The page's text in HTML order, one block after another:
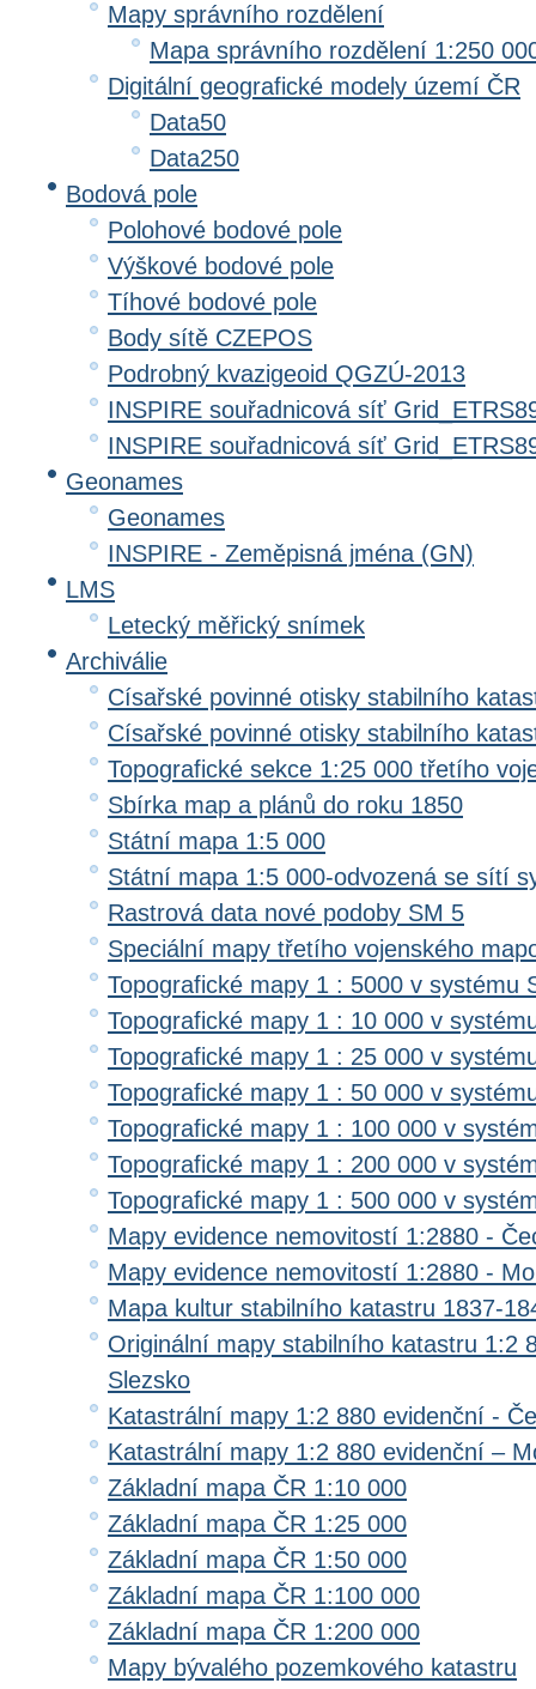
Mapy správního rozdělení
Mapa správního rozdělení 1:250
Digitální geografické modely území ČR
Data50
Data250
Bodová pole
Polohové bodové pole
Výškové bodové pole
Tíhové bodové pole
Body sítě CZEPOS
Podrobný kvazigeoid QGZÚ-2013
INSPIRE souřadnicová síť
INSPIRE souřadnicová síť
Geonames
Geonames
INSPIRE - Zeměpisná jména (GN)
LMS
Letecký měřický snímek
Archiválie
Císařské povinné otisky stabilního
Císařské povinné otisky stabilního
Topografické sekce 1:25 000 třetího
Sbírka map a plánů do roku 1850
Státní mapa 1:5 000
Státní mapa 1:5 000-odvozená se sítí
Rastrová data nové podoby SM 5
Speciální mapy třetího vojenského
Topografické mapy 1 : 5000 v systému
Topografické mapy 1 : 10 000 v
Topografické mapy 1 : 25 000 v
Topografické mapy 1 : 50 000 v
Topografické mapy 1 : 100 000 v
Topografické mapy 1 : 200 000 v
Topografické mapy 1 : 500 000 v
Mapy evidence nemovitostí 1:2880 -
Mapy evidence nemovitostí 1:2880 -
Mapa kultur stabilního katastru 1837-
Originální mapy stabilního katastru 1:2
Slezsko
Katastrální mapy 1:2 880 evidenční -
Katastrální mapy 1:2 880 evidenční –
Základní mapa ČR 1:10 000
Základní mapa ČR 1:25 000
Základní mapa ČR 1:50 000
Základní mapa ČR 1:100 000
Základní mapa ČR 1:200 000
Mapy bývalého pozemkového katastru